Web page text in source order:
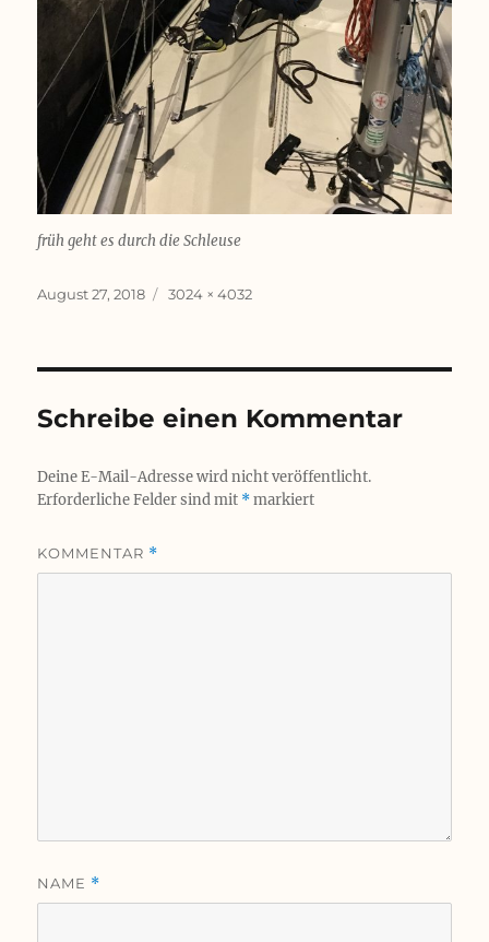
früh geht es durch die Schleuse
Veröffentlicht
August 27, 2018 Originalgröße
3024 × 4032
Schreibe einen Kommentar
Deine E-Mail-Adresse wird nicht veröffentlicht.
Erforderliche Felder sind mit *markiert
KOMMENTAR *
NAME *